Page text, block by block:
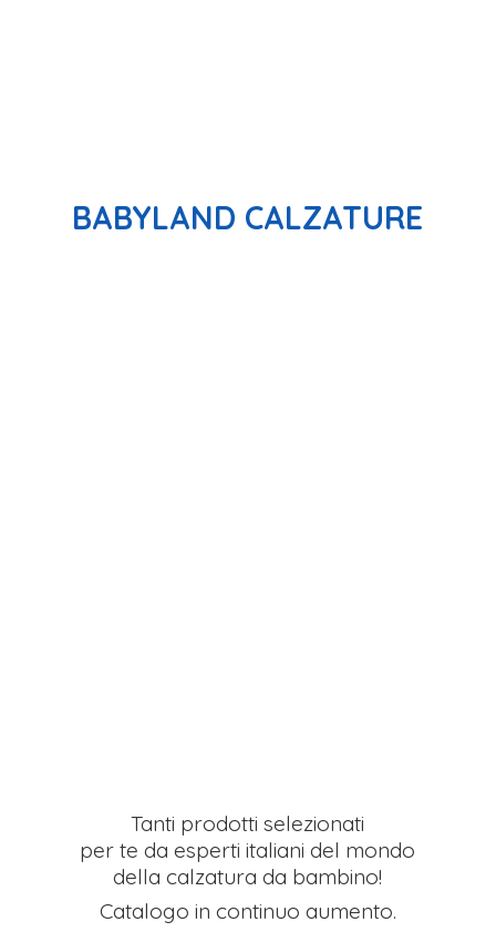
BABYLAND CALZATURE
Tanti prodotti selezionati
per te da esperti italiani del mondo
della calzatura da bambino!
Catalogo in continuo aumento.